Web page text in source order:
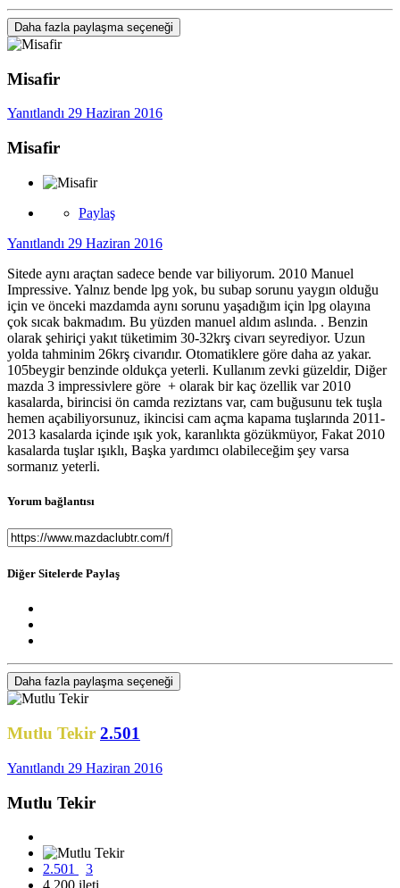
Daha fazla paylaşma seçeneği
Misafir
Yanıtlandı 29 Haziran 2016
Misafir
Paylaş
Yanıtlandı 29 Haziran 2016
Sitede aynı araçtan sadece bende var biliyorum. 2010 Manuel
Impressive. Yalnız bende lpg yok, bu subap sorunu yaygın olduğu
için ve önceki mazdamda aynı sorunu yaşadığım için lpg olayına
çok sıcak bakmadım. Bu yüzden manuel aldım aslında. . Benzin
olarak şehiriçi yakıt tüketimim 30-32krş civarı seyrediyor. Uzun
yolda tahminim 26krş civarıdır. Otomatiklere göre daha az yakar.
105beygir benzinde oldukça yeterli. Kullanım zevki güzeldir, Diğer
mazda 3 impressivlere göre + olarak bir kaç özellik var 2010
kasalarda, birincisi ön camda reziztans var, cam buğusunu tek tuşla
hemen açabiliyorsunuz, ikincisi cam açma kapama tuşlarında 2011-
2013 kasalarda içinde ışık yok, karanlıkta gözükmüyor, Fakat 2010
kasalarda tuşlar ışıklı, Başka yardımcı olabileceğim şey varsa
sormanız yeterli.
Yorum bağlantısı
Diğer Sitelerde Paylaş
Daha fazla paylaşma seçeneği
Mutlu Tekir 2.501
Yanıtlandı 29 Haziran 2016
Mutlu Tekir
2.501
3